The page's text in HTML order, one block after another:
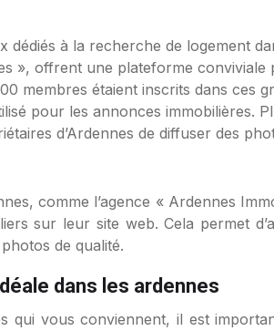
dédiés à la recherche de logement
», offrent une plateforme
membres étaient inscrits dans ces
pour les annonces immobilières.
d’Ardennes de diffuser des
comme l’agence « Ardennes
sur leur site web. Cela permet
de qualité.
dans les ardennes
qui vous conviennent, il est